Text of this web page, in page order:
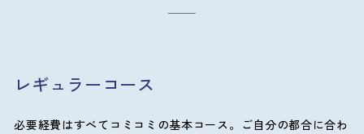
レギュラーコース
必要経費はすべてコミコミの基本コース。ご自分の都合に合わ